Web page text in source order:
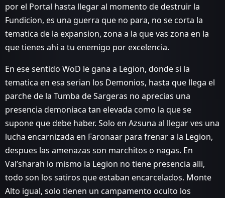
por el Portal hasta llegar al momento de destruir la
Fundicion, es una guerra que no para, no se corta la
tematica de la expansion, zona a la que vas zona en la
que tienes ahi a tu enemigo por excelencia.
En ese sentido WoD le gana a Legion, donde si la
tematica en esa serian los Demonios, hasta que llega el
parche de la Tumba de Sargeras no aprecias una
presencia demoniaca tan elevada como la que se
supone que debe haber. Solo en Azsuna al llegar ves una
lucha encarnizada en Faronaar para frenar a la Legion,
despues las amenazas son marchitos o nagas. En
Val’sharah lo mismo la Legion no tiene presencia alli,
todo son los satiros que estaban encarcelados. Monte
Alto igual, solo tienen un campamento oculto los